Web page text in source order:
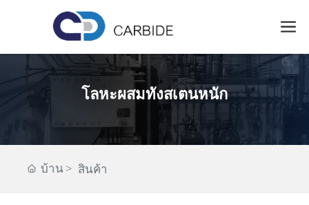
โลหะผสมทังสเตนหนัก
บ้าน สินค้า